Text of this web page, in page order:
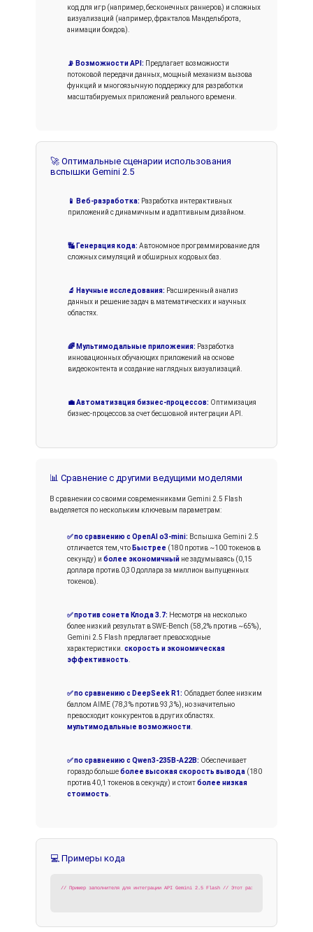
код для игр (например, бесконечных раннеров) и сложных
визуализаций (например, фракталов Мандельброта,
анимации боидов).
📡 Возможности API:
Предлагает возможности
потоковой передачи данных, мощный механизм вызова
функций и многоязычную поддержку для разработки
масштабируемых приложений реального времени.
🚀 Оптимальные сценарии использования
вспышки Gemini 2.5
📱 Веб-разработка: Разработка интерактивных
приложений с динамичным и адаптивным дизайном.
🔣 Генерация кода: Автономное программирование для
сложных симуляций и обширных кодовых баз.
🔬 Научные исследования: Расширенный анализ
данных и решение задач в математических и научных
областях.
🌈 Мультимодальные приложения: Разработка
инновационных обучающих приложений на основе
видеоконтента и создание наглядных визуализаций.
💼 Автоматизация бизнес-процессов: Оптимизация
бизнес-процессов за счет бесшовной интеграции API.
📊 Сравнение с другими ведущими моделями
В сравнении со своими современниками Gemini 2.5 Flash
выделяется по нескольким ключевым параметрам:
✅ по сравнению с OpenAI o3-mini: Вспышка Gemini 2.5
отличается тем, что Быстрее (180 против ~100 токенов в
секунду) иболее экономичный не задумываясь (0,15
доллара против 0,30 доллара за миллион выпущенных
токенов).
✅ против сонета Клода 3.7: Несмотря на несколько
более низкий результат в SWE-Bench (58,2% против ~65%),
Gemini 2.5 Flash предлагает превосходные
характеристики.скорость и экономическая
эффективность.
✅ по сравнению с DeepSeek R1: Обладает более низким
баллом AIME (78,3% против 93,3%), но значительно
превосходит конкурентов в других областях.
мультимодальные возможности.
✅ по сравнению с Qwen3-235B-A22B: Обеспечивает
гораздо большеболее высокая скорость вывода (180
против 40,1 токенов в секунду) и стоитболее низкая
стоимость.
💻 Примеры кода
// Пример заполнителя для интеграции API Gemini 2.5 Flash // Этот раздел обычно